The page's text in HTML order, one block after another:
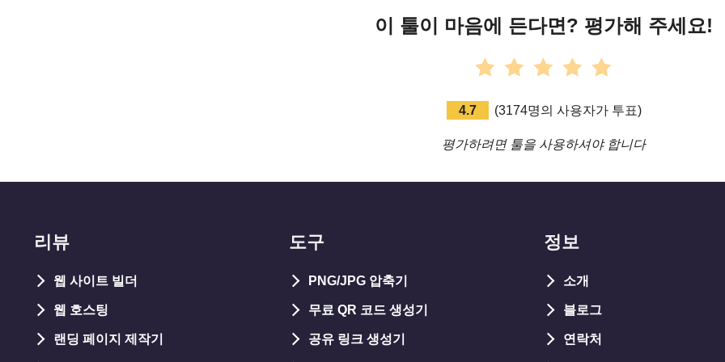
이 툴이 마음에 든다면? 평가해 주세요!
4.7 (3174명의 사용자가 투표)
평가하려면 툴을 사용하셔야 합니다
리뷰
웹 사이트 빌더
웹 호스팅
랜딩 페이지 제작기
도구
PNG/JPG 압축기
무료 QR 코드 생성기
공유 링크 생성기
정보
소개
블로그
연락처